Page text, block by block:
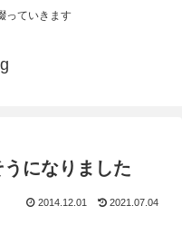
っていきます
になりました
2014.12.01 2021.07.04